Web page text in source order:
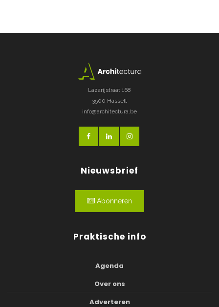
Lazarijstraat 168
3500 Hasselt
info@architectura.be
Nieuwsbrief
Abonneren
Praktische info
Agenda
Over ons
Adverteren